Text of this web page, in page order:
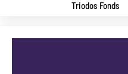
Triodos Fonds